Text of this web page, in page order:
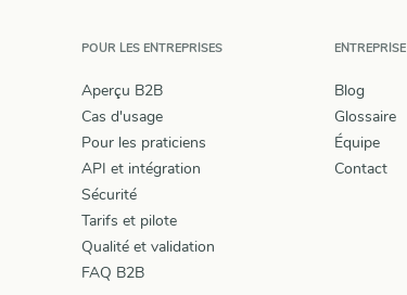
POUR LES ENTREPRISES
Aperçu B2B
Cas d'usage
Pour les praticiens
API et intégration
Sécurité
Tarifs et pilote
Qualité et validation
FAQ B2B
ENTREPRISE
Blog
Glossaire
Équipe
Contact